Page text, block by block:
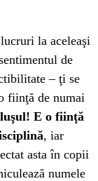
la aceleaşi
de
– ţi se
fiinţă de numai
E o fiinţă
, iar
asta în copii
numele